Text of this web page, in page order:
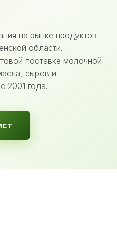
на рынке продуктов
области.
поставке молочной
сыров и
2001 года.